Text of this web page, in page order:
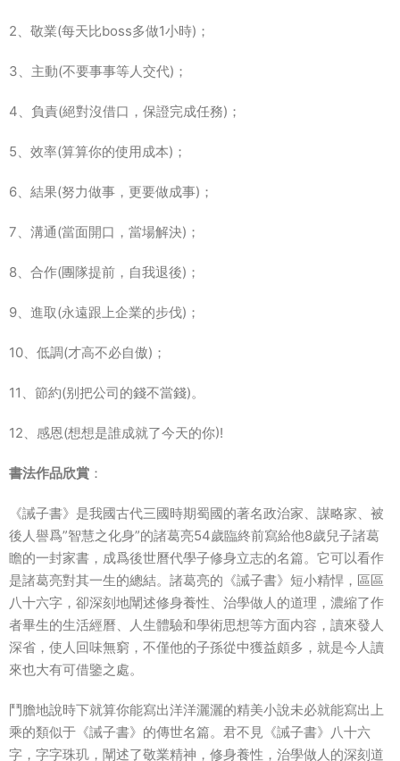
2、敬業(每天比boss多做1小時)；
3、主動(不要事事等人交代)；
4、負責(絕對沒借口，保證完成任務)；
5、效率(算算你的使用成本)；
6、結果(努力做事，更要做成事)；
7、溝通(當面開口，當場解決)；
8、合作(團隊提前，自我退後)；
9、進取(永遠跟上企業的步伐)；
10、低調(才高不必自傲)；
11、節約(别把公司的錢不當錢)。
12、感恩(想想是誰成就了今天的你)!
書法作品欣賞 ：
《誡子書》是我國古代三國時期蜀國的著名政治家、謀略家、被
後人譽爲”智慧之化身”的諸葛亮54歲臨終前寫給他8歲兒子諸葛
瞻的一封家書，成爲後世曆代學子修身立志的名篇。它可以看作
是諸葛亮對其一生的總結。諸葛亮的《誡子書》短小精悍，區區
八十六字，卻深刻地闡述修身養性、治學做人的道理，濃縮了作
者畢生的生活經曆、人生體驗和學術思想等方面内容，讀來發人
深省，使人回味無窮，不僅他的子孫從中獲益頗多，就是今人讀
來也大有可借鑒之處。
鬥膽地說時下就算你能寫出洋洋灑灑的精美小說未必就能寫出上
乘的類似于《誡子書》的傳世名篇。君不見《誡子書》八十六
字，字字珠玑，闡述了敬業精神，修身養性，治學做人的深刻道